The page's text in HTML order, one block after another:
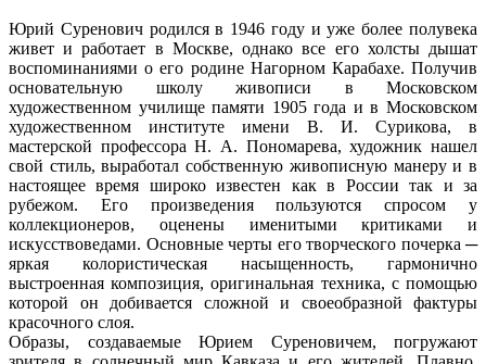
Юрий Суренович родился в 1946 году и уже более полувека
живет и работает в Москве, однако все его холсты дышат
воспоминаниями о его родине Нагорном Карабахе. Получив
основательную школу живописи в Московском
художественном училище памяти 1905 года и в Московском
художественном институте имени В. И. Сурикова, в
мастерской профессора Н. А. Пономарева, художник нашел
свой стиль, выработал собственную живописную манеру и в
настоящее время широко известен как в России так и за
рубежом. Его произведения пользуются спросом у
коллекционеров, оценены именитыми критиками и
искусствоведами. Основные черты его творческого почерка ─
яркая колористическая насыщенность, гармонично
выстроенная композиция, оригинальная техника, с помощью
которой он добивается сложной и своеобразной фактуры
красочного слоя.
Образы, создаваемые Юрием Суреновичем, погружают